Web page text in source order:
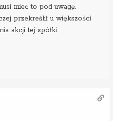
mieć to pod uwagę.
przekreślił u większości
akcji tej spółki.